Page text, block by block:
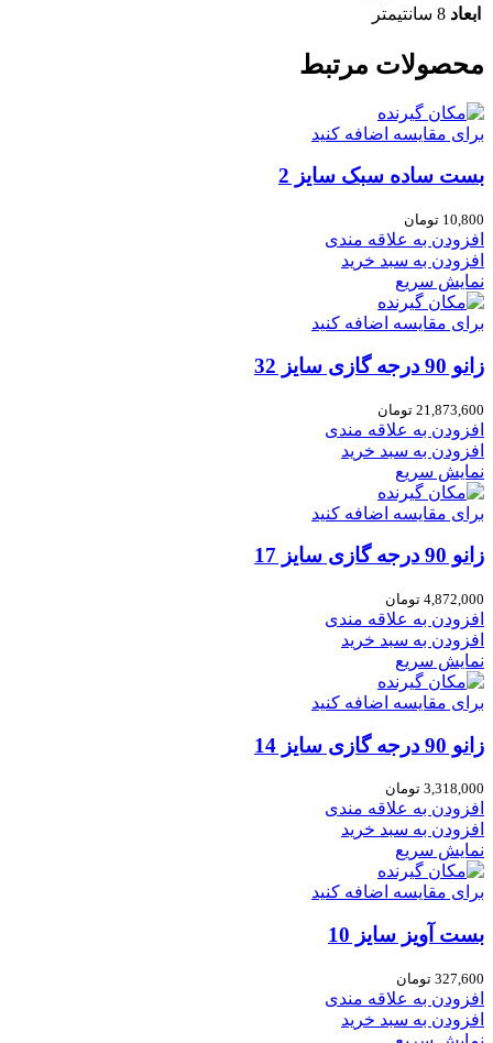
ابعاد 8 سانتیمتر
محصولات مرتبط
برای مقایسه اضافه کنید
بست ساده سبک سایز 2
10,800 تومان
افزودن به علاقه مندی
افزودن به سبد خرید
نمایش سریع
برای مقایسه اضافه کنید
زانو 90 درجه گازی سایز 32
21,873,600 تومان
افزودن به علاقه مندی
افزودن به سبد خرید
نمایش سریع
برای مقایسه اضافه کنید
زانو 90 درجه گازی سایز 17
4,872,000 تومان
افزودن به علاقه مندی
افزودن به سبد خرید
نمایش سریع
برای مقایسه اضافه کنید
زانو 90 درجه گازی سایز 14
3,318,000 تومان
افزودن به علاقه مندی
افزودن به سبد خرید
نمایش سریع
برای مقایسه اضافه کنید
بست آویز سایز 10
327,600 تومان
افزودن به علاقه مندی
افزودن به سبد خرید